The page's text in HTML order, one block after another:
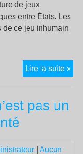
de jeux
entre États. Les
de ce jeu inhumain
Lire la suite »
pas un
Aucun